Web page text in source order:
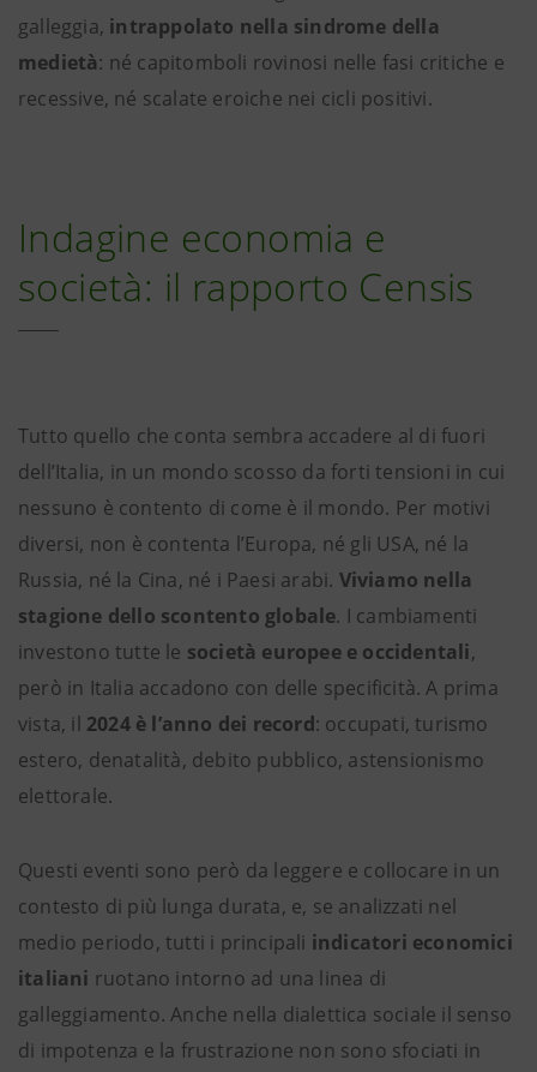
galleggia, intrappolato nella sindrome della
medietà: né capitomboli rovinosi nelle fasi critiche e
recessive, né scalate eroiche nei cicli positivi.
Indagine economia e
società: il rapporto Censis
Tutto quello che conta sembra accadere al di fuori
dell’Italia, in un mondo scosso da forti tensioni in cui
nessuno è contento di come è il mondo. Per motivi
diversi, non è contenta l’Europa, né gli USA, né la
Russia, né la Cina, né i Paesi arabi. Viviamo nella
stagione dello scontento globale. I cambiamenti
investono tutte le società europee e occidentali,
però in Italia accadono con delle specificità. A prima
vista, il 2024 è l’anno dei record: occupati, turismo
estero, denatalità, debito pubblico, astensionismo
elettorale.
Questi eventi sono però da leggere e collocare in un
contesto di più lunga durata, e, se analizzati nel
medio periodo, tutti i principali indicatori economici
italiani ruotano intorno ad una linea di
galleggiamento. Anche nella dialettica sociale il senso
di impotenza e la frustrazione non sono sfociati in